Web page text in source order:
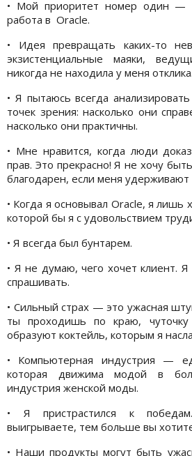
• Мой приоритет номер один
работа в Oracle.
• Идея превращать каких-то
экзистенциальные маяки,
никогда не находила у меня отклика.
• Я пытаюсь всегда
точек зрения: насколько они
насколько они практичны.
• Мне нравится, когда люди
прав. Это прекрасно! Я не хочу
благодарен, если меня
• Когда я основывал Oracle, я лишь
которой бы я с удовольствием
• Я всегда был бунтарем.
• Я не думаю, чего хочет клиент.
спрашивать.
• Сильный страх — это ужасная
ты проходишь по краю, чуточку
образуют коктейль, которым я
• Компьютерная индустрия —
которая движима модой в
индустрия женской моды.
• Я пристрастился к
выигрываете, тем больше вы
• Наши продукты могут быть